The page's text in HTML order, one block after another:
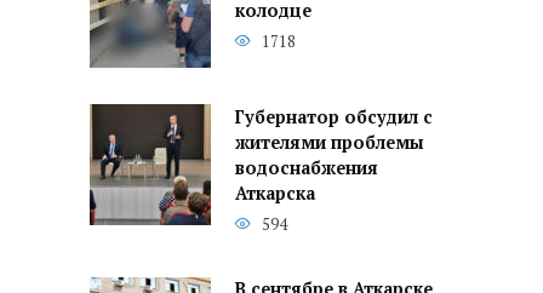
колодце
1718
Губернатор обсудил с
жителями проблемы
водоснабжения
Аткарска
594